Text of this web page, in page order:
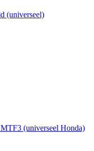
(universeel)
(universeel Honda)